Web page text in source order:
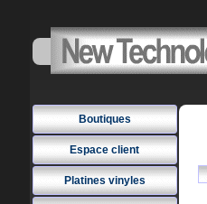
Boutiques
Espace client
Platines vinyles